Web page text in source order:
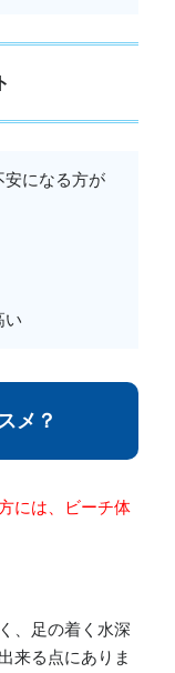
安になる方が
い
メ？
には、ビーチ体
、足の着く水深
来る点にありま